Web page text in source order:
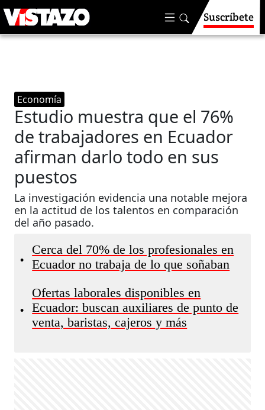
Suscríbete
Economía
Estudio muestra que el 76%
de trabajadores en Ecuador
afirman darlo todo en sus
puestos
La investigación evidencia una notable mejora
en la actitud de los talentos en comparación
del año pasado.
•
Cerca del 70% de los profesionales en
Ecuador no trabaja de lo que soñaban
•
Ofertas laborales disponibles en
Ecuador: buscan auxiliares de punto de
venta, baristas, cajeros y más